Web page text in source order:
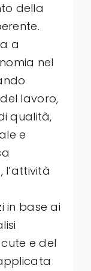
della
.
a
nel
lavoro,
qualità,
e
l’attività
in base ai
e del